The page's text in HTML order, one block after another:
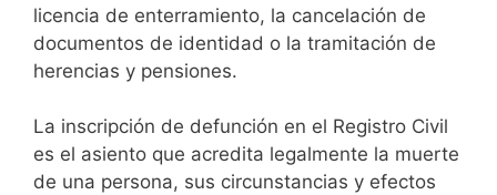
licencia de enterramiento, la cancelación de
documentos de identidad o la tramitación de
herencias y pensiones.
La inscripción de defunción en el Registro Civil
es el asiento que acredita legalmente la muerte
de una persona, sus circunstancias y efectos